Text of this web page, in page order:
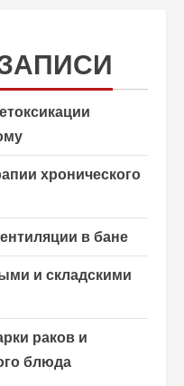
хронического
в бане
и складскими
раков и
блюда